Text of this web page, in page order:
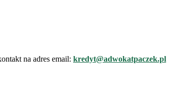
na adres email: kredyt@adwokatpaczek.pl